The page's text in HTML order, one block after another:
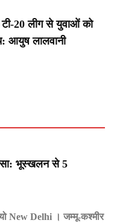
20 लीग से युवाओं को
आयुष लालवानी
भूस्खलन से 5
New Delhi । जम्मू-कश्मीर